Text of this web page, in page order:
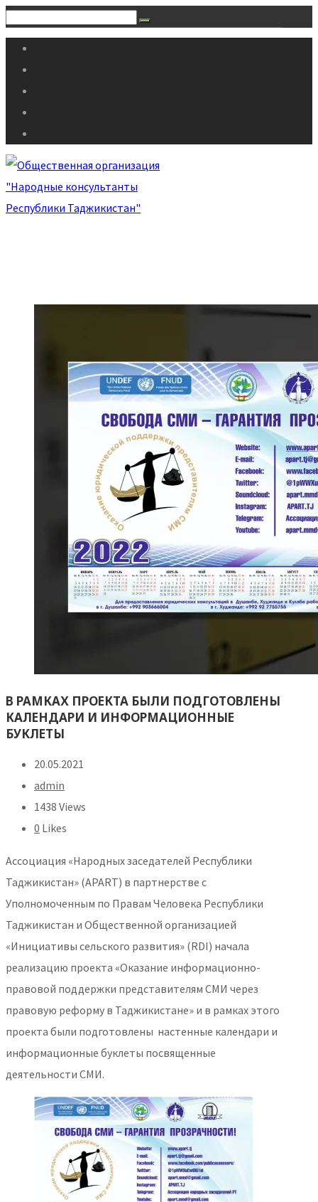
В РАМКАХ ПРОЕКТА БЫЛИ ПОДГОТОВЛЕНЫ
КАЛЕНДАРИ И ИНФОРМАЦИОННЫЕ
БУКЛЕТЫ
20.05.2021
admin
1438 Views
0 Likes
Ассоциация «Народных заседателей Республики
Таджикистан» (APART) в партнерстве c
Уполномоченным по Правам Человека Республики
Таджикистан и Общественной организацией
«Инициативы сельского развития» (RDI) начала
реализацию проекта «Оказание информационно-
правовой поддержки представителям СМИ через
правовую реформу в Таджикистане» и в рамках этого
проекта были подготовлены настенные календари и
информационные буклеты посвященные
деятельности СМИ.